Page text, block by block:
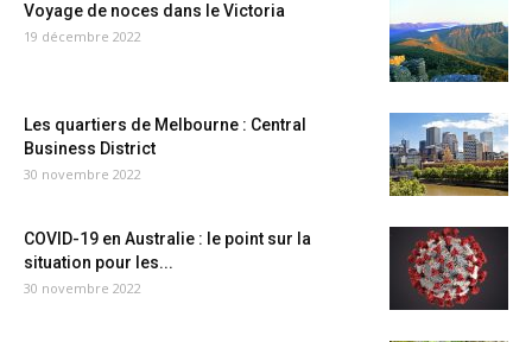
Voyage de noces dans le Victoria
19 décembre 2022
Les quartiers de Melbourne : Central
Business District
30 novembre 2022
COVID-19 en Australie : le point sur la
situation pour les...
30 novembre 2022